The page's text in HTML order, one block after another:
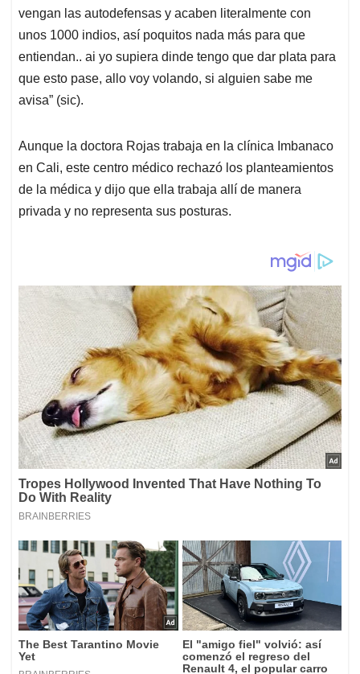
vengan las autodefensas y acaben literalmente con
unos 1000 indios, así poquitos nada más para que
entiendan.. ai yo supiera dinde tengo que dar plata para
que esto pase, allo voy volando, si alguien sabe me
avisa” (sic).
Aunque la doctora Rojas trabaja en la clínica Imbanaco
en Cali, este centro médico rechazó los planteamientos
de la médica y dijo que ella trabaja allí de manera
privada y no representa sus posturas.